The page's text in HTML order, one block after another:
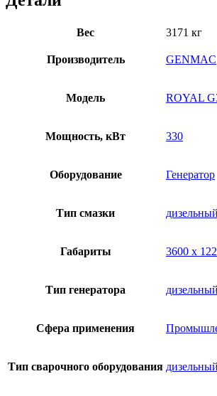
Вес 3171 кг
Производитель GENMAC
Модель ROYAL
Мощность, кВт 330
Оборудование Генератор
Тип смазки дизельный
Габариты 3600 х
Тип генератора дизельный
Сфера применения
Тип сварочного оборудования дизельный